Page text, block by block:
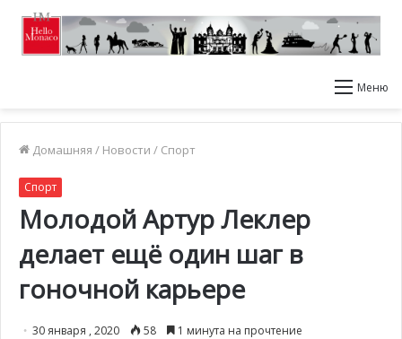
Меню
Домашняя / Новости / Спорт
Спорт
Молодой Артур Леклер
делает ещё один шаг в
гоночной карьере
30 января , 2020 58 1 минута на прочтение